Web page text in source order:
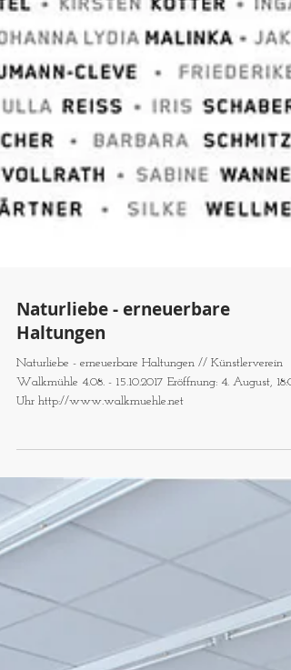
Naturliebe - erneuerbare
Haltungen
Naturliebe - erneuerbare Haltungen // Künstlerverein